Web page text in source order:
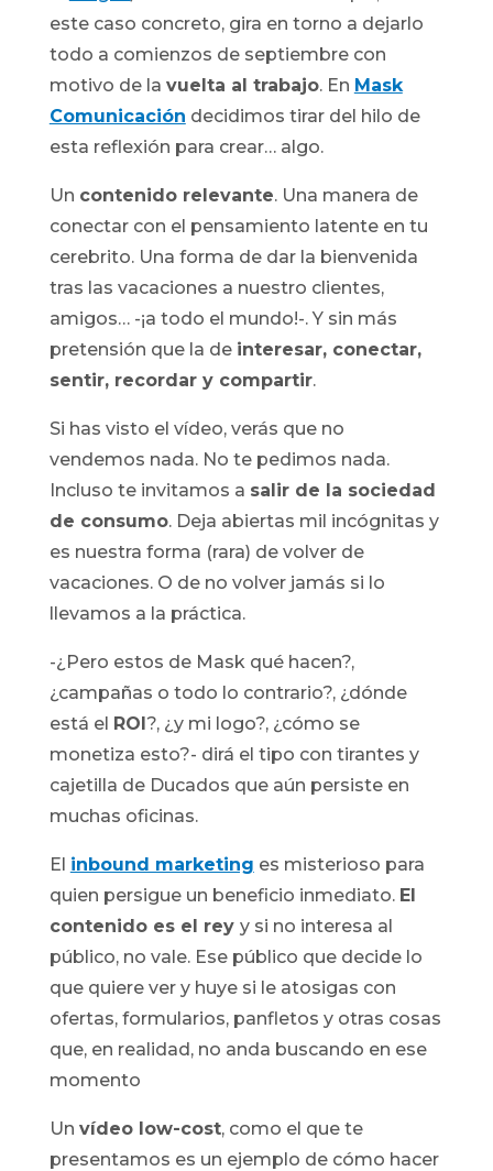
este caso concreto, gira en torno a dejarlo
todo a comienzos de septiembre con
motivo de la vuelta al trabajo. En Mask
Comunicación decidimos tirar del hilo de
esta reflexión para crear… algo.
Un contenido relevante. Una manera de
conectar con el pensamiento latente en tu
cerebrito. Una forma de dar la bienvenida
tras las vacaciones a nuestro clientes,
amigos… -¡a todo el mundo!-. Y sin más
pretensión que la de interesar, conectar,
sentir, recordar y compartir.
Si has visto el vídeo, verás que no
vendemos nada. No te pedimos nada.
Incluso te invitamos a salir de la sociedad
de consumo. Deja abiertas mil incógnitas y
es nuestra forma (rara) de volver de
vacaciones. O de no volver jamás si lo
llevamos a la práctica.
-¿Pero estos de Mask qué hacen?,
¿campañas o todo lo contrario?, ¿dónde
está el ROI?, ¿y mi logo?, ¿cómo se
monetiza esto?- dirá el tipo con tirantes y
cajetilla de Ducados que aún persiste en
muchas oficinas.
El inbound marketing es misterioso para
quien persigue un beneficio inmediato. El
contenido es el rey y si no interesa al
público, no vale. Ese público que decide lo
que quiere ver y huye si le atosigas con
ofertas, formularios, panfletos y otras cosas
que, en realidad, no anda buscando en ese
momento
Un vídeo low-cost, como el que te
presentamos es un ejemplo de cómo hacer